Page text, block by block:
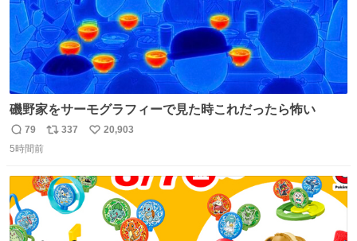
磯野家をサーモグラフィーで見た時これだったら怖い
返
信
79
リ
ト
数
337
い
数
20,903
5時間前